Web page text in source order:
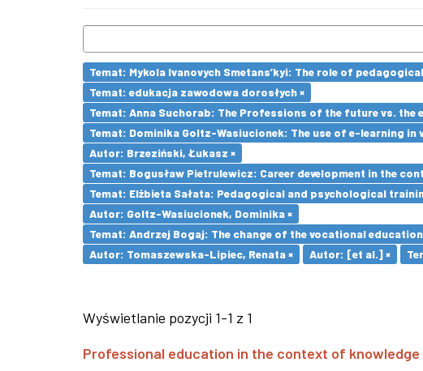
Temat: Mykola Ivanovych Smetans’kyi: The role of
Temat: edukacja zawodowa dorosłych ×
Temat: Anna Suchorab: The Professions of the future vs.
Temat: Dominika Goltz-Wasiucionek: The use of e-learning in
Autor: Brzeziński, Łukasz ×
Temat: Bogusław Pietrulewicz: Career development in the
Temat: Elżbieta Sałata: Pedagogical and psychological
Autor: Goltz-Wasiucionek, Dominika ×
Temat: Andrzej Bogaj: The change of the vocational
Autor: Tomaszewska-Lipiec, Renata ×
Autor: [et al.] ×
Wyświetlanie pozycji 1-1 z 1
Professional education in the context of